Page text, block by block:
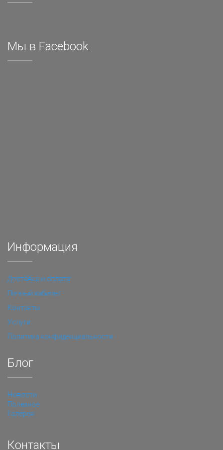
Мы в Facebook
Информация
Доставка и оплата
Личный кабинет
Контакты
Услуги
Политика конфиденциальности
Блог
Новости
Полезное
Галерея
Контакты